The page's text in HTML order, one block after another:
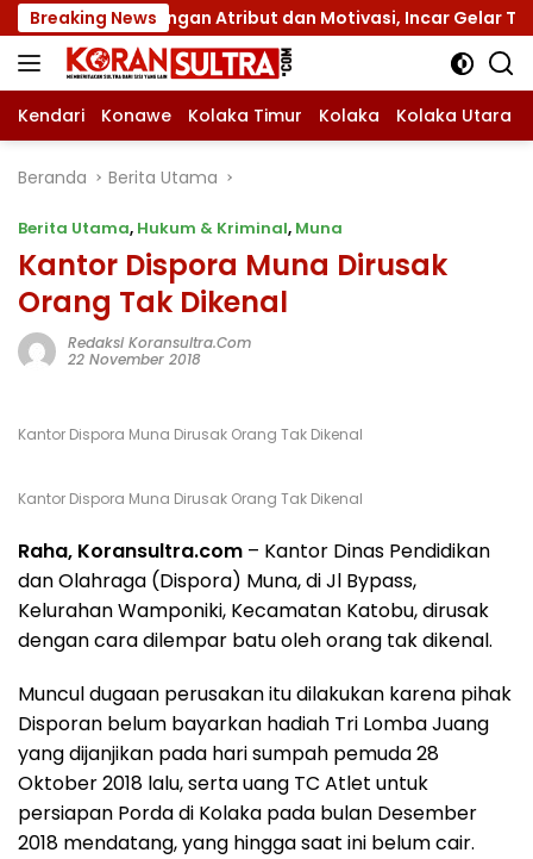
Langsung
ke
konten
Breaking News
XII dengan Atribut dan Motivasi, Incar Gelar
Kendari Konawe Kolaka Timur Kolaka Kolaka Utara
Beranda Berita Utama
Berita Utama, Hukum & Kriminal, Muna
Kantor Dispora Muna Dirusak
Orang Tak Dikenal
Redaksi Koransultra.com
22 November 2018
Kantor Dispora Muna Dirusak Orang Tak Dikenal
Kantor Dispora Muna Dirusak Orang Tak Dikenal
Raha, Koransultra.com – Kantor Dinas Pendidikan
dan Olahraga (Dispora) Muna, di Jl Bypass,
Kelurahan Wamponiki, Kecamatan Katobu, dirusak
dengan cara dilempar batu oleh orang tak dikenal.
Muncul dugaan perusakan itu dilakukan karena pihak
Disporan belum bayarkan hadiah Tri Lomba Juang
yang dijanjikan pada hari sumpah pemuda 28
Oktober 2018 lalu, serta uang TC Atlet untuk
persiapan Porda di Kolaka pada bulan Desember
2018 mendatang, yang hingga saat ini belum cair.